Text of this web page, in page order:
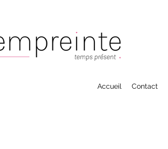
Accueil Contact